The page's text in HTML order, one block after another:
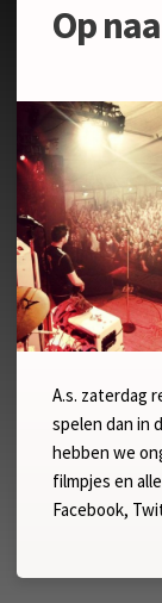
Op
A.s. zaterdag
spelen dan in
hebben we
filmpjes en
Facebook,